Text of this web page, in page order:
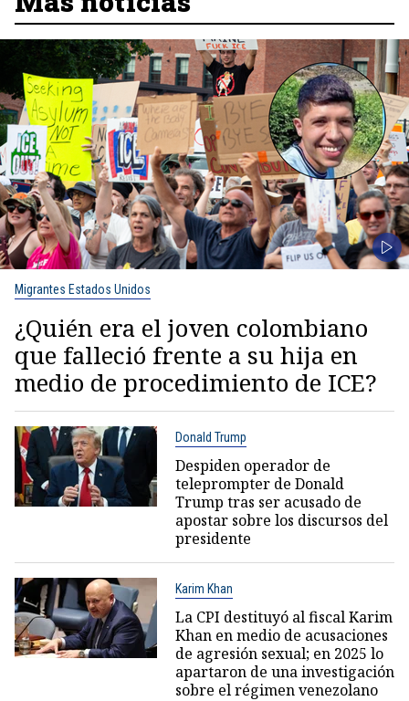
Migrantes Estados Unidos
¿Quién era el joven colombiano
que falleció frente a su hija en
medio de procedimiento de ICE?
Donald Trump
Despiden operador de
teleprompter de Donald
Trump tras ser acusado de
apostar sobre los discursos del
presidente
Karim Khan
La CPI destituyó al fiscal Karim
Khan en medio de acusaciones
de agresión sexual; en 2025 lo
apartaron de una investigación
sobre el régimen venezolano